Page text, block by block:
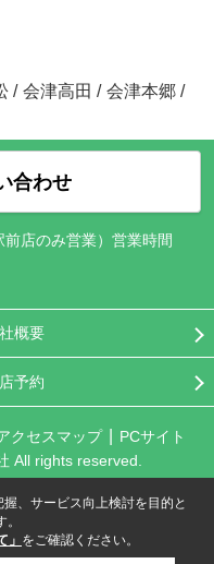
/ 会津高田 / 会津本郷 /
合わせ
前店のみ営業）営業時間
概要
予約
クセスマップ
PCサイト
All rights reserved.
、サービス向上検討を目的と
」 をご確認ください。